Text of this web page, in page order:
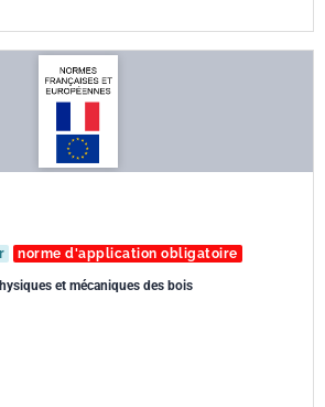
norme d'application obligatoire
et mécaniques des bois